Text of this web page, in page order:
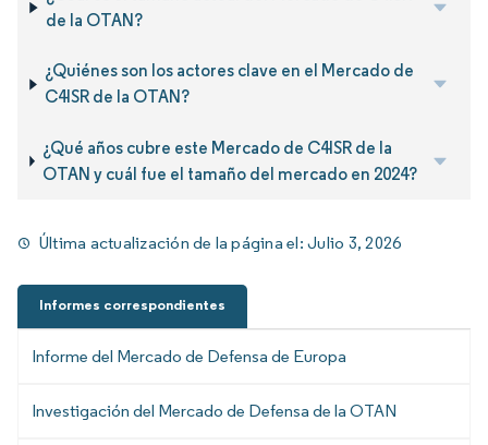
de la OTAN?
¿Quiénes son los actores clave en el Mercado de
C4ISR de la OTAN?
¿Qué años cubre este Mercado de C4ISR de la
OTAN y cuál fue el tamaño del mercado en 2024?
Última actualización de la página el:Julio 3, 2026
Informes correspondientes
Informe del Mercado de Defensa de Europa
Investigación del Mercado de Defensa de la OTAN